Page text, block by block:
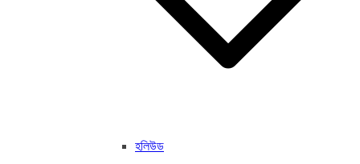
হলিউড